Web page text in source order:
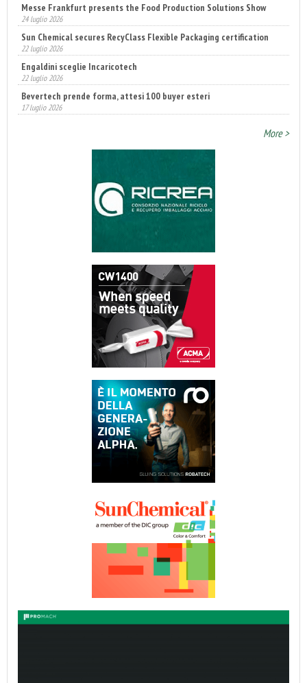
Messe Frankfurt presents the Food Production Solutions Show
24 luglio 2026
Sun Chemical secures RecyClass Flexible Packaging certification
22 luglio 2026
Engaldini sceglie Incaricotech
22 luglio 2026
Bevertech prende forma, attesi 100 buyer esteri
17 luglio 2026
Annunciati i finalisti dei Diamonds Awards 2026 di FTA Europe
14 luglio 2026
More >